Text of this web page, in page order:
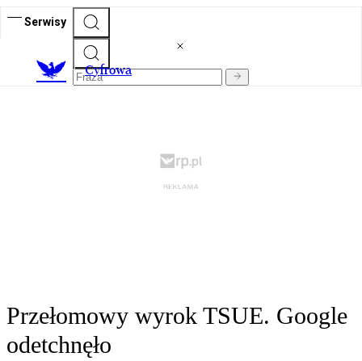
Serwisy
Cyfrowa
Przełomowy wyrok TSUE. Google
odetchnęło